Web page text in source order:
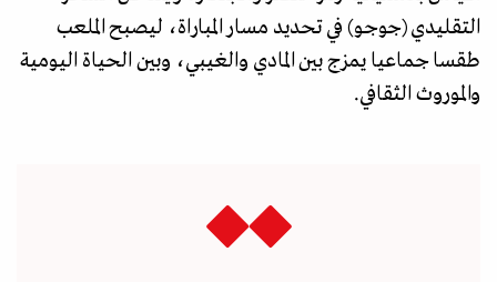
التقليدي (جوجو) في تحديد مسار المباراة، ليصبح الملعب
طقسا جماعيا يمزج بين المادي والغيبي، وبين الحياة اليومية
والموروث الثقافي.